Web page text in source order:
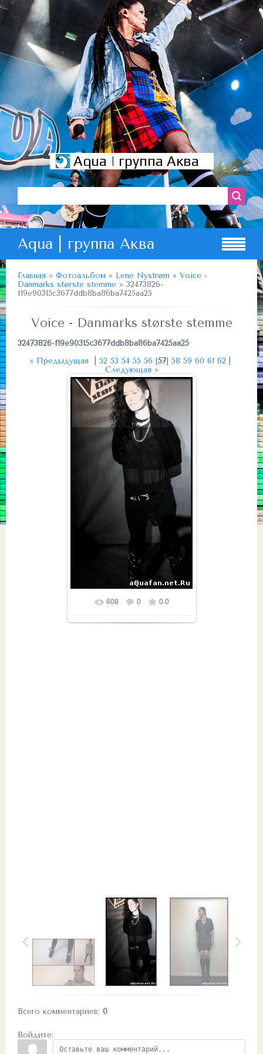
Aqua | группа Аква
Aqua | группа Аква
Главная » Фотоальбом » Lene Nystrøm » Voice -
Danmarks største stemme » 32473826-
f19e90315c3677ddb8ba86ba7425aa25
Voice - Danmarks største stemme
32473826-f19e90315c3677ddb8ba86ba7425aa25
« Предыдущая
52 53 54 55 56 [57] 58 59 60 61 62
Следующая »
608 0 0.0
Всего комментариев: 0
Войдите: